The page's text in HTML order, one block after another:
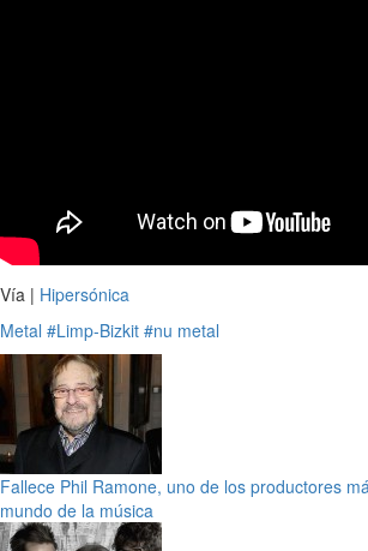
Vía | Hipersónica
Metal #Limp-Bizkit #nu metal
Fallece Phil Ramone, uno de los productores
mundo de la música